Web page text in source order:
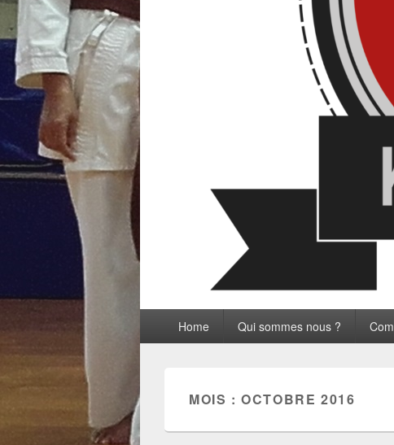
principalHome Qui sommes nous ?
MOIS :OCTOBRE 2016